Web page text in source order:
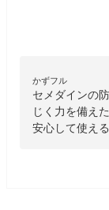
かずフル
セメダインの
じく力を備え
安心して使え